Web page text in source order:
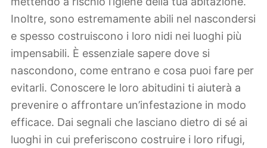
Inoltre, sono estremamente abili nel nascondersi
e spesso costruiscono i loro nidi nei luoghi più
impensabili. È essenziale sapere dove si
nascondono, come entrano e cosa puoi fare per
evitarli. Conoscere le loro abitudini ti aiuterà a
prevenire o affrontare un’infestazione in modo
efficace. Dai segnali che lasciano dietro di sé ai
luoghi in cui preferiscono costruire i loro rifugi,